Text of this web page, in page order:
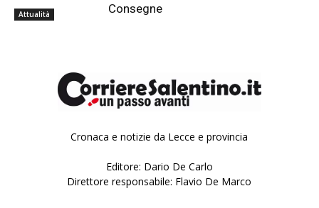
Attualità
Consegne
Cronaca e notizie da Lecce e provincia
Editore: Dario De Carlo
Direttore responsabile: Flavio De Marco